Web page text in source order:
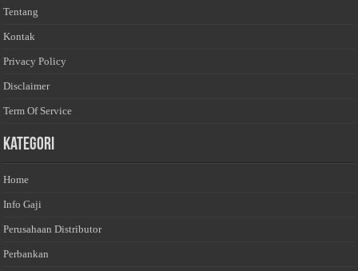
Tentang
Kontak
Privacy Policy
Disclaimer
Term Of Service
Kategori
Home
Info Gaji
Perusahaan Distributor
Perbankan